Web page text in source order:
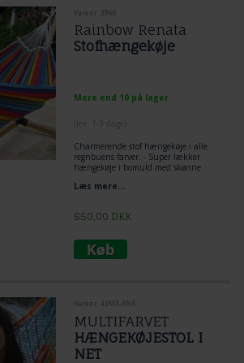
Varenr. 3866
Rainbow Renata
Stofhængekøje
Mere end 10 på lager
Charmerende stof hængekøje i alle
regnbuens farver. - Super lækker
hængekøje i bomuld med skønne
Læs mere...
650,00 DKK
Varenr. 43MX-ANA
MULTIFARVET
HÆNGEKØJESTOL I
NET